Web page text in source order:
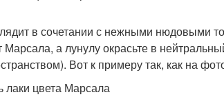
в сочетании с нежными нюдовыми
а лунулу окрасьте в
Вот к примеру так, как на